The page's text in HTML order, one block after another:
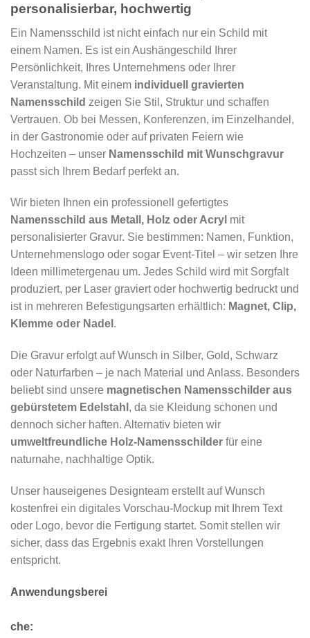
personalisierbar, hochwertig
Ein Namensschild ist nicht einfach nur ein Schild mit
einem Namen. Es ist ein Aushängeschild Ihrer
Persönlichkeit, Ihres Unternehmens oder Ihrer
Veranstaltung. Mit einem individuell gravierten
Namensschild zeigen Sie Stil, Struktur und schaffen
Vertrauen. Ob bei Messen, Konferenzen, im Einzelhandel,
in der Gastronomie oder auf privaten Feiern wie
Hochzeiten – unser Namensschild mit Wunschgravur
passt sich Ihrem Bedarf perfekt an.
Wir bieten Ihnen ein professionell gefertigtes
Namensschild aus Metall, Holz oder Acryl mit
personalisierter Gravur. Sie bestimmen: Namen, Funktion,
Unternehmenslogo oder sogar Event-Titel – wir setzen Ihre
Ideen millimetergenau um. Jedes Schild wird mit Sorgfalt
produziert, per Laser graviert oder hochwertig bedruckt und
ist in mehreren Befestigungsarten erhältlich: Magnet, Clip,
Klemme oder Nadel .
Die Gravur erfolgt auf Wunsch in Silber, Gold, Schwarz
oder Naturfarben – je nach Material und Anlass. Besonders
beliebt sind unsere magnetischen Namensschilder aus
gebürstetem Edelstahl , da sie Kleidung schonen und
dennoch sicher haften. Alternativ bieten wir
umweltfreundliche Holz-Namensschilder für eine
naturnahe, nachhaltige Optik.
Unser hauseigenes Designteam erstellt auf Wunsch
kostenfrei ein digitales Vorschau-Mockup mit Ihrem Text
oder Logo, bevor die Fertigung startet. Somit stellen wir
sicher, dass das Ergebnis exakt Ihren Vorstellungen
entspricht.
Anwendungsberei
che: